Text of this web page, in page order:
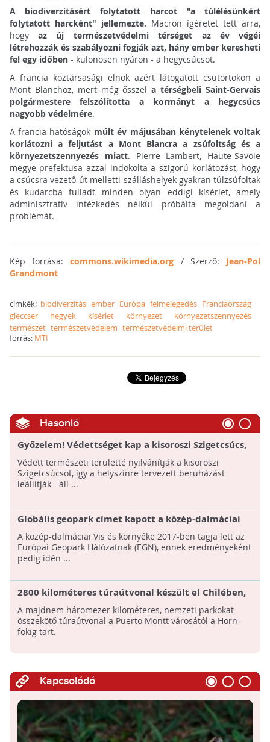
A biodiverzitásért folytatott harcot "a túlélésünkért
folytatott harcként" jellemezte. Macron ígéretet tett arra,
hogyaz új természetvédelmi térséget az év végéi
létrehozzák és szabályozni fogják azt, hány ember keresheti
fel egy időben- különösen nyáron - a hegycsúcsot.
A francia köztársasági elnök azért látogatott csütörtökön a
Mont Blanchoz, mert még ősszela térségbeli Saint-Gervais
polgármestere felszólította a kormányt a hegycsúcs
nagyobb védelmére.
A francia hatóságok múlt év májusában kénytelenek voltak
korlátozni a feljutást a Mont Blancra a zsúfoltság és a
környezetszennyezés miatt. Pierre Lambert, Haute-Savoie
megye prefektusa azzal indokolta a szigorú korlátozást, hogy
a csúcsra vezető út melletti szálláshelyek gyakran túlzsúfoltak
és kudarcba fulladt minden olyan eddigi kísérlet, amely
adminisztratív intézkedés nélkül próbálta megoldani a
problémát.
Kép forrása:commons.wikimedia.org / Szerző: Jean-Pol
Grandmont
címkék: biodiverzitás ember Európa felmelegedés Franciaország
gleccser
hegyek kísérlet környezet
környezetszennyezés
természet természetvédelem természetvédelmi terület
forrás: MTI
Hasonló
Győzelem! Védettséget kap a kisoroszi Szigetcsúcs,
leállítják az ott tervezett beruházást!
Védett természeti területté nyilvánítják a kisoroszi
Szigetcsúcsot, így a helyszínre tervezett beruházást
leállítják - áll ...
Globális geopark címet kapott a közép-dalmáciai
Vis és környéke
A közép-dalmáciai Vis és környéke 2017-ben tagja lett az
Európai Geopark Hálózatnak (EGN), ennek eredményeként
pedig idén ...
2800 kilométeres túraútvonal készült el Chilében,
amely tizenhét patagóniai nemzeti parkot köt
össze!
A majdnem háromezer kilométeres, nemzeti parkokat
összekötő túraútvonal a Puerto Montt városától a Horn-
fokig tart.
Kapcsolódó